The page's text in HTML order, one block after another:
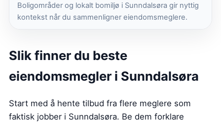
Boligområder og lokalt bomiljø i Sunndalsøra gir nyttig
kontekst når du sammenligner eiendomsmeglere.
Slik finner du beste
eiendomsmegler i Sunndalsøra
Start med å hente tilbud fra flere meglere som
faktisk jobber i Sunndalsøra. Be dem forklare